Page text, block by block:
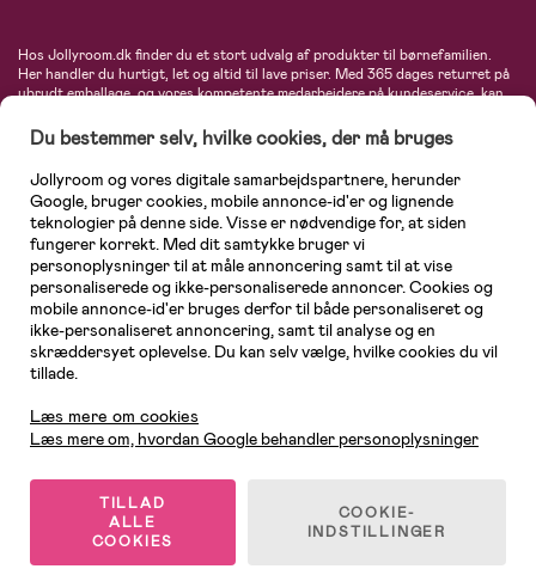
Hos Jollyroom.dk finder du et stort udvalg af produkter til børnefamilien.
Her handler du hurtigt, let og altid til lave priser. Med 365 dages returret på
ubrudt emballage, og vores kompetente medarbejdere på kundeservice, kan
barnevogne, autostole, børne- og babytøj, produkter til gravide og ammende
mødre, indretning og inspiration, legetøj, babyudstyr og meget mere. Vi
tilbyder produkter fra velkendte varemærker som Britax, Maxi-Cosi, Baby
Jogger, BabyBjörn, Didriksons, KidKraft, Ergobaby, Phillips Avent, Neonate,
Cybex, LEGO og mange flere. Kort sagt - et kæmpe sortiment venter på dig!
© 2026 Jollyroom AB. Alle rettigheder forbeholdes.
Du bestemmer selv, hvilke cookies, der må bruges
Jollyroom og vores digitale samarbejdspartnere, herunder
Google, bruger cookies, mobile annonce-id'er og lignende
teknologier på denne side. Visse er nødvendige for, at siden
fungerer korrekt. Med dit samtykke bruger vi
personoplysninger til at måle annoncering samt til at vise
personaliserede og ikke-personaliserede annoncer. Cookies og
mobile annonce-id'er bruges derfor til både personaliseret og
ikke-personaliseret annoncering, samt til analyse og en
skræddersyet oplevelse. Du kan selv vælge, hvilke cookies du vil
tillade.
Læs mere om cookies
Læs mere om, hvordan Google behandler personoplysninger
TILLAD
ALLE
COOKIES
COOKIE-
INDSTILLINGER